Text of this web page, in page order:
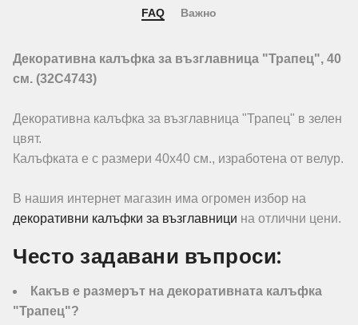
FAQ Важно
Декоративна калъфка за възглавница "Трапец", 40
см. (32C4743)
Декоративна калъфка за възглавница "Трапец" в зелен
цвят.
Калъфката е с размери 40х40 см., изработена от велур.
В нашия интернет магазин има огромен избор на
декоративни калъфки за възглавници на отлични цени.
Често задавани въпроси:
Какъв е размерът на декоративната калъфка
"Трапец"?